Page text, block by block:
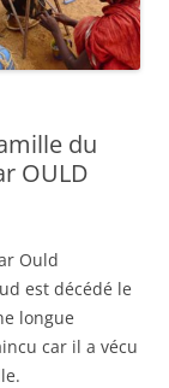
du
OULD
Ould
est décédé le
longue
car il a vécu